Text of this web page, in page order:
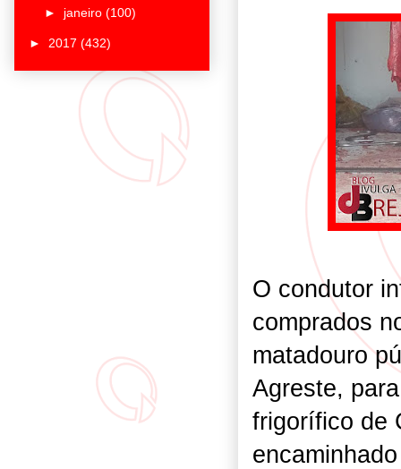
O condutor
comprados
matadouro
Agreste,
frigorífico de
► janeiro (100)
► 2017 (432)